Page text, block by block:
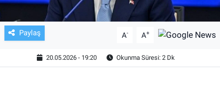
Paylaş A- A+
20.05.2026 - 19:20 Okunma Süresi: 2 Dk
KÜLTÜR SANAT
EKONOMİ